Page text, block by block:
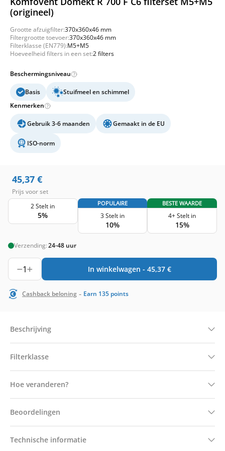
(origineel)
Grootte afzuigfilter:370x360x46 mm
Filtergrootte toevoer:370x360x46 mm
Filterklasse (EN779):M5+M5
Hoeveelheid filters in een set:2 filters
Beschermingsniveau
Basis
Stuifmeel en schimmel
Kenmerken
Gebruik 3-6 maanden Gemaakt in de EU
ISO-norm
45,37 €
Prijs voor set
2 Stelt in
5%
POPULAIRE
3 Stelt in
10%
BESTE WAARDE
4+ Stelt in
15%
Verzending:24-48 uur
1 In winkelwagen - 45,37 €
Cashback beloning - Earn 135 points
Beschrijving
Filterklasse
Hoe veranderen?
Beoordelingen
Technische informatie